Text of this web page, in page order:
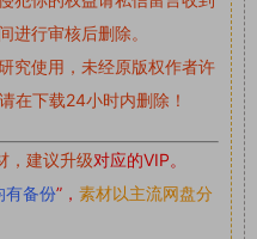
进行审核后删除。
究使用，未经原版权作者许
在下载24小时内删除！
，建议升级对应的VIP。
有备份”， 素材以主流网盘分